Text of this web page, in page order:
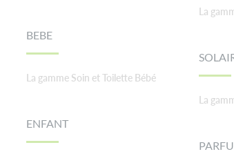
BEBE
La gamme Soin et Toilette Bébé
ENFANT
La
La